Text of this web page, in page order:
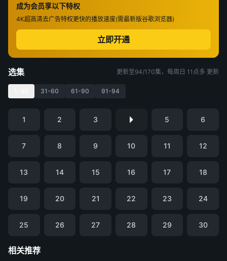
成为会员享以下特权
4K超高清去广告特权更快的播放速度(需最新版谷歌浏览器)
立即开通
选集 更新至94/170集，每周日 11点多 更新
31-60 61-90 91-94
1 2 3 5 6
7 8 9 10 11 12
13 14 15 16 17 18
19 20 21 22 23 24
25 26 27 28 29 30
相关推荐
凡人修仙传